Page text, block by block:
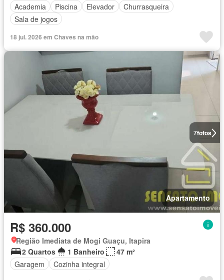
Academia
Piscina Elevador
Churrasqueira
Sala de jogos
18 jul. 2026 em Chaves na mão
7fotos
Apartamento
R$ 360.000
Região Imediata de Mogi Guaçu, Itapira
2 Quartos
1 Banheiro
47 m²
Garagem
Cozinha integral